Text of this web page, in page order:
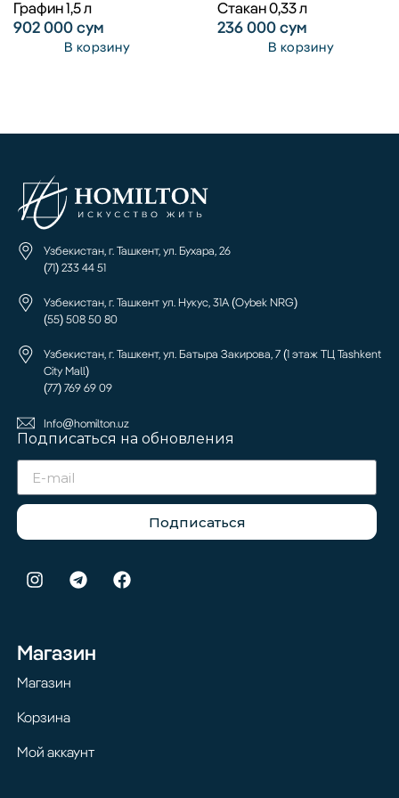
Графин 1,5 л
902 000сум
В корзину
Стакан 0,33 л
236 000сум
В корзину
Узбекистан, г. Ташкент, ул. Бухара, 26
(71) 233 44 51
Узбекистан, г. Ташкент ул. Нукус, 31А (Oybek NRG)
(55) 508 50 80
Узбекистан, г. Ташкент, ул. Батыра Закирова, 7 (1 этаж ТЦ Tashkent
City Mall)
(77) 769 69 09
Info@homilton.uz
Подписаться на обновления
Подписаться
Магазин
Магазин
Корзина
Мой аккаунт